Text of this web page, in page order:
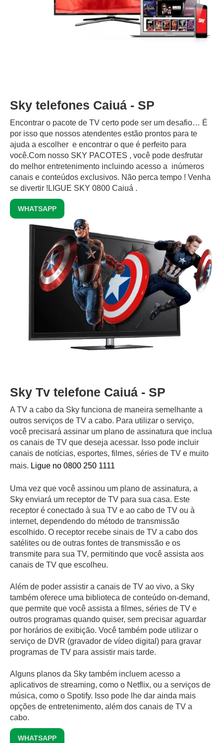
Sky telefones Caiuá - SP
Encontrar o pacote de TV certo pode ser um desafio… É
por isso que nossos atendentes estão prontos para te
ajuda a escolher e encontrar o que é perfeito para
você.Com nosso SKY PACOTES , você pode desfrutar
do melhor entretenimento incluindo acesso a inúmeros
canais e conteúdos exclusivos.‍ Não perca tempo ! Venha
se divertir !LIGUE SKY 0800 Caiuá .
WHATSAPP
Sky Tv telefone Caiuá - SP
A TV a cabo da Sky funciona de maneira semelhante a
outros serviços de TV a cabo. Para utilizar o serviço,
você precisará assinar um plano de assinatura que inclua
os canais de TV que deseja acessar. Isso pode incluir
canais de notícias, esportes, filmes, séries de TV e muito
mais. Ligue no 0800 250 1111
Uma vez que você assinou um plano de assinatura, a
Sky enviará um receptor de TV para sua casa. Este
receptor é conectado à sua TV e ao cabo de TV ou à
internet, dependendo do método de transmissão
escolhido. O receptor recebe sinais de TV a cabo dos
satélites ou de outras fontes de transmissão e os
transmite para sua TV, permitindo que você assista aos
canais de TV que escolheu.
Além de poder assistir a canais de TV ao vivo, a Sky
também oferece uma biblioteca de conteúdo on-demand,
que permite que você assista a filmes, séries de TV e
outros programas quando quiser, sem precisar aguardar
por horários de exibição. Você também pode utilizar o
serviço de DVR (gravador de vídeo digital) para gravar
programas de TV para assistir mais tarde.
Alguns planos da Sky também incluem acesso a
aplicativos de streaming, como o Netflix, ou a serviços de
música, como o Spotify. Isso pode lhe dar ainda mais
opções de entretenimento, além dos canais de TV a
cabo.
WHATSAPP